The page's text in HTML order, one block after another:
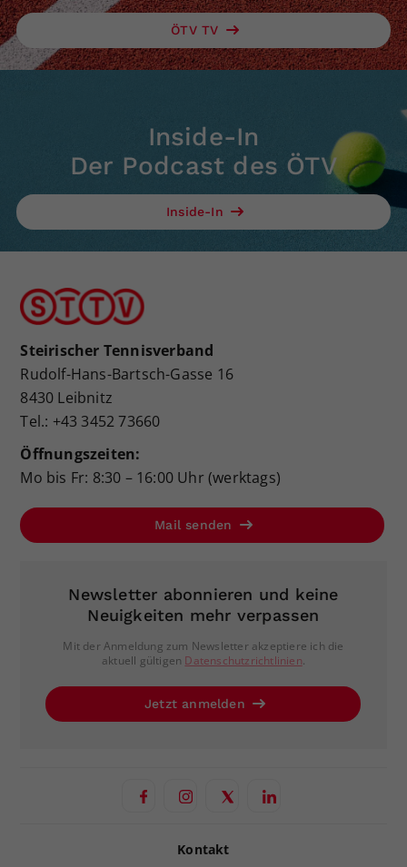
ÖTV TV
Inside-In
Der Podcast des ÖTV
Inside-In
Steirischer Tennisverband
Rudolf-Hans-Bartsch-Gasse 16
8430 Leibnitz
Tel.: +43 3452 73660
Öffnungszeiten:
Mo bis Fr: 8:30 – 16:00 Uhr (werktags)
Mail senden
Newsletter abonnieren und keine
Neuigkeiten mehr verpassen
Mit der Anmeldung zum Newsletter akzeptiere ich die
aktuell gültigen Datenschutzrichtlinien.
Jetzt anmelden
Kontakt